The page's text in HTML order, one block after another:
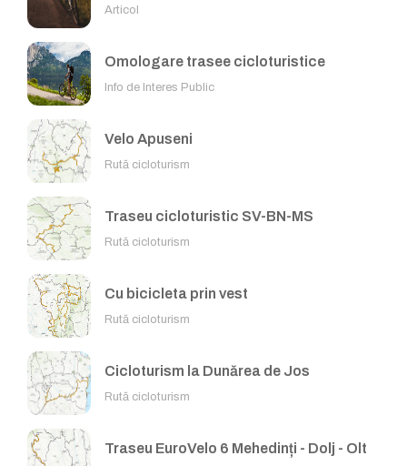
Articol
Omologare trasee cicloturistice
Info de Interes Public
Velo Apuseni
Rută cicloturism
Traseu cicloturistic SV-BN-MS
Rută cicloturism
Cu bicicleta prin vest
Rută cicloturism
Cicloturism la Dunărea de Jos
Rută cicloturism
Traseu EuroVelo 6 Mehedinți - Dolj - Olt